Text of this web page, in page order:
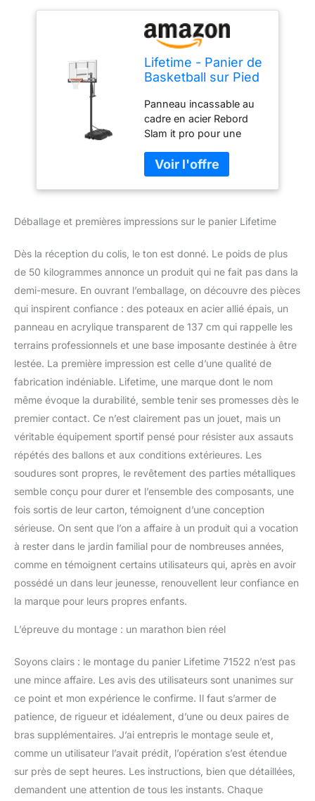
Lifetime - Panier de
Basketball sur Pied
137 cm Ajustable
Panneau incassable au
cadre en acier Rebord
Slam it pro pour une
professionnelle Base
robuste et facile a
transporter Hauteur de
toutes saisons
Déballage et premières impressions sur le panier Lifetime
Dès la réception du colis, le ton est donné. Le poids de plus
de 50 kilogrammes annonce un produit qui ne fait pas dans la
demi-mesure. En ouvrant l’emballage, on découvre des pièces
qui inspirent confiance : des poteaux en acier allié épais, un
panneau en acrylique transparent de 137 cm qui rappelle les
terrains professionnels et une base imposante destinée à être
lestée. La première impression est celle d’une qualité de
fabrication indéniable. Lifetime, une marque dont le nom
même évoque la durabilité, semble tenir ses promesses dès le
premier contact. Ce n’est clairement pas un jouet, mais un
véritable équipement sportif pensé pour résister aux assauts
répétés des ballons et aux conditions extérieures. Les
soudures sont propres, le revêtement des parties métalliques
semble conçu pour durer et l’ensemble des composants, une
fois sortis de leur carton, témoignent d’une conception
sérieuse. On sent que l’on a affaire à un produit qui a vocation
à rester dans le jardin familial pour de nombreuses années,
comme en témoignent certains utilisateurs qui, après en avoir
possédé un dans leur jeunesse, renouvellent leur confiance en
la marque pour leurs propres enfants.
L’épreuve du montage : un marathon bien réel
Soyons clairs : le montage du panier Lifetime 71522 n’est pas
une mince affaire. Les avis des utilisateurs sont unanimes sur
ce point et mon expérience le confirme. Il faut s’armer de
patience, de rigueur et idéalement, d’une ou deux paires de
bras supplémentaires. J’ai entrepris le montage seule et,
comme un utilisateur l’avait prédit, l’opération s’est étendue
sur près de sept heures. Les instructions, bien que détaillées,
demandent une attention de tous les instants. Chaque